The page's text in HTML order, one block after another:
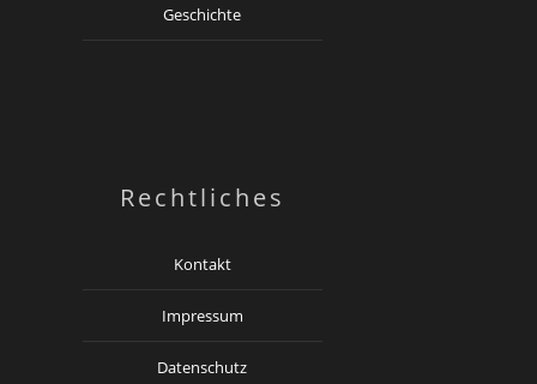
Geschichte
Rechtliches
Kontakt
Impressum
Datenschutz